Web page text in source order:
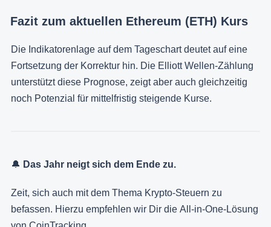
Fazit zum aktuellen Ethereum (ETH) Kurs
Die Indikatorenlage auf dem Tageschart deutet auf eine
Fortsetzung der Korrektur hin. Die Elliott Wellen-Zählung
unterstützt diese Prognose, zeigt aber auch gleichzeitig
noch Potenzial für mittelfristig steigende Kurse.
🔔 Das Jahr neigt sich dem Ende zu.
Zeit, sich auch mit dem Thema Krypto-Steuern zu
befassen. Hierzu empfehlen wir Dir die All-in-One-Lösung